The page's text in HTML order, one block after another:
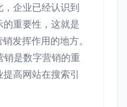
企业已经认识到
重要性，这就是
发挥作用的地方。
销是数字营销的重
高网站在搜索引